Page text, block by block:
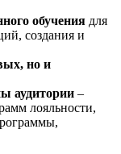
обучения для
создания и
но и
аудитории –
лояльности,